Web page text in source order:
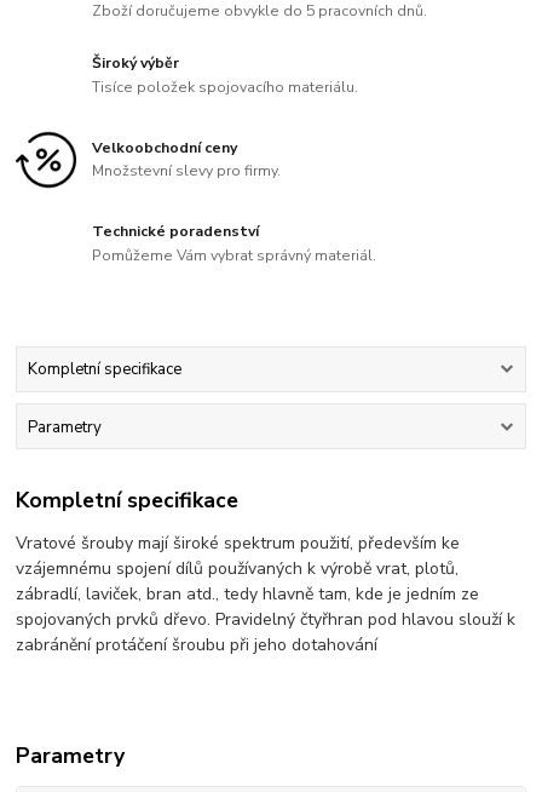
Zboží doručujeme obvykle do 5 pracovních dnů.
Široký výběr
Tisíce položek spojovacího materiálu.
Velkoobchodní ceny
Množstevní slevy pro firmy.
Technické poradenství
Pomůžeme Vám vybrat správný materiál.
Kompletní specifikace
Parametry
Kompletní specifikace
Vratové šrouby mají široké spektrum použití, především ke
vzájemnému spojení dílů používaných k výrobě vrat, plotů,
zábradlí, laviček, bran atd., tedy hlavně tam, kde je jedním ze
spojovaných prvků dřevo. Pravidelný čtyřhran pod hlavou slouží k
zabránění protáčení šroubu při jeho dotahování
Parametry